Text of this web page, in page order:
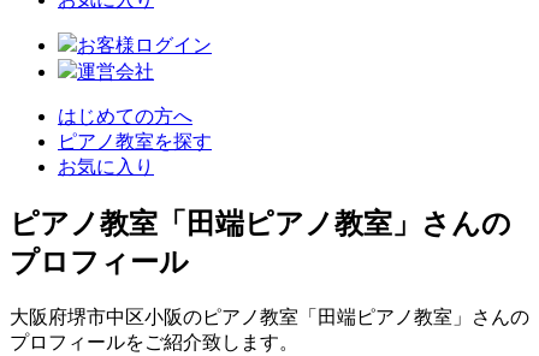
お客様ログイン
運営会社
はじめての方へ
ピアノ教室を探す
お気に入り
ピアノ教室「田端ピアノ教室」さんの
プロフィール
大阪府堺市中区小阪のピアノ教室「田端ピアノ教室」さんの
プロフィールをご紹介致します。